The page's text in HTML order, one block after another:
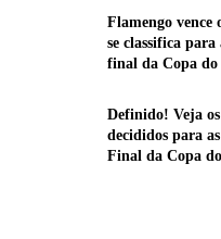
Flamengo vence
se classifica para
final da Copa do
Definido! Veja
decididos para
Final da Copa